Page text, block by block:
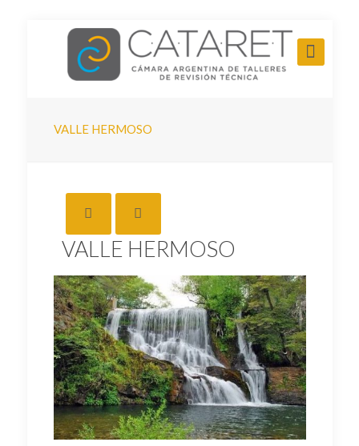
VALLE HERMOSO
VALLE HERMOSO